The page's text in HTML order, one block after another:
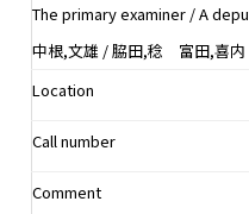
The primary examiner / A
中根,文雄 / 脇田,稔 富田,喜内
Location
Call number
Comment